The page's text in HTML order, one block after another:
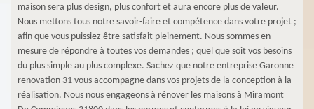
maison sera plus design, plus confort et aura encore plus de valeur.
Nous mettons tous notre savoir-faire et compétence dans votre projet ;
afin que vous puissiez être satisfait pleinement. Nous sommes en
mesure de répondre à toutes vos demandes ; quel que soit vos besoins
du plus simple au plus complexe. Sachez que notre entreprise Garonne
renovation 31 vous accompagne dans vos projets de la conception à la
réalisation. Nous nous engageons à rénover les maisons à Miramont